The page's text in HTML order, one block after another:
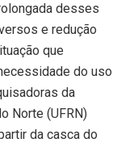
desses
e redução
que
do uso
da
Norte (UFRN)
da casca do